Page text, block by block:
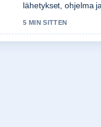
lähetykset, ohjelma
5 MIN SITTEN